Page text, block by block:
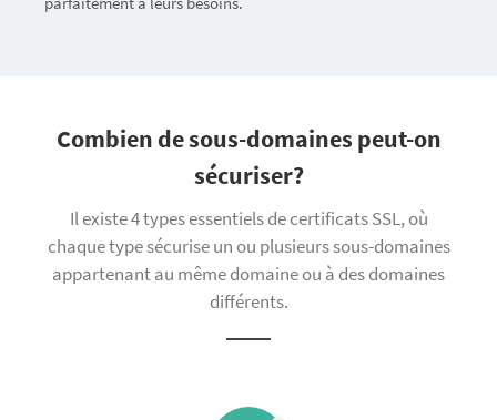
Combien de sous-domaines peut-on
sécuriser?
Il existe 4 types essentiels de certificats SSL, où
chaque type sécurise un ou plusieurs sous-domaines
appartenant au même domaine ou à des domaines
différents.